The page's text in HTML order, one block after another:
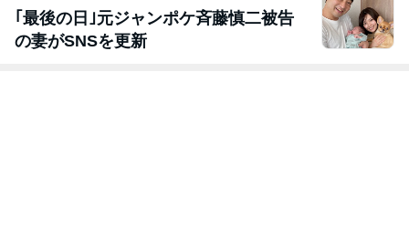
｢最後の日｣元ジャンポケ斉藤慎二被告
の妻がSNSを更新